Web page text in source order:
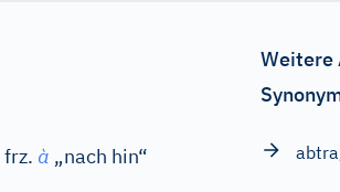
frz. à „nach hin“
Weitere